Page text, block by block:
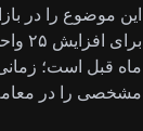
ماه قبل است؛
مشخصی را در